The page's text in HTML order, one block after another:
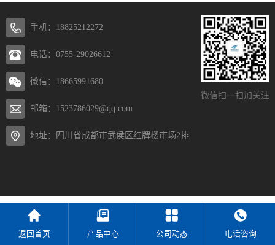
微信扫一扫加关注
手机：18825212272
电话：0755-29026612
微信：18665991680
邮箱：1523786029@qq.com
地址：四川省成都市武侯区红牌楼市场2排
返回首页 产品中心 公司动态 电话咨询